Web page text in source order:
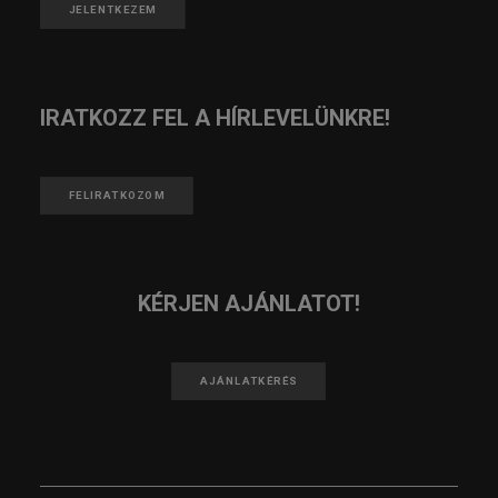
JELENTKEZEM
IRATKOZZ FEL A HÍRLEVELÜNKRE!
FELIRATKOZOM
KÉRJEN AJÁNLATOT!
AJÁNLATKÉRÉS